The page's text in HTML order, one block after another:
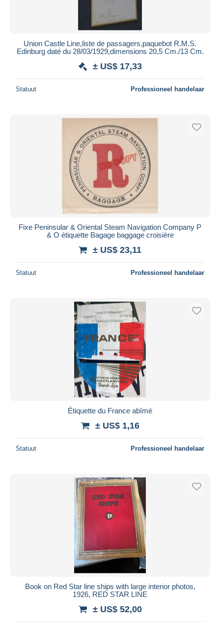
Union Castle Line,liste de passagers,paquebot R.M.S.
Edinburg daté du 28/03/1929,dimensions 20,5 Cm./13 Cm.
± US$ 17,33
Statuut Professioneel handelaar
Fixe Peninsular & Oriental Steam Navigation Company P
& O étiquette Bagage baggage croisière
± US$ 23,11
Statuut Professioneel handelaar
Étiquette du France abîmé
± US$ 1,16
Statuut Professioneel handelaar
Book on Red Star line ships with large interior photos,
1926, RED STAR LINE
± US$ 52,00